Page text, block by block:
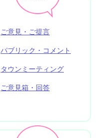
ご意見・ご提言
パブリック・コメント
タウンミーティング
ご意見箱・回答